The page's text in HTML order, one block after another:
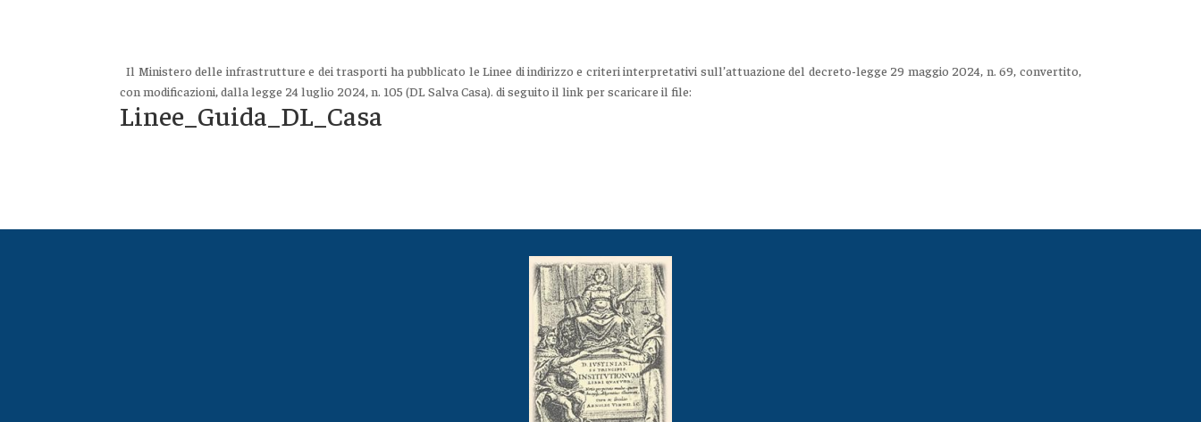
Il Ministero delle infrastrutture e dei trasporti ha pubblicato le Linee di indirizzo e criteri interpretativi sull’attuazione del decreto-legge 29 maggio 2024, n. 69, convertito,
con modificazioni, dalla legge 24 luglio 2024, n. 105 (DL Salva Casa). di seguito il link per scaricare il file:
Linee_Guida_DL_Casa